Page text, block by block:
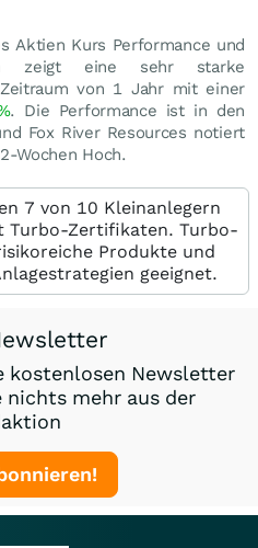
Aktien Kurs Performance und
zeigt eine sehr starke
von 1 Jahr mit einer
. Die Performance ist in den
Fox River Resources notiert
Wochen Hoch.
7 von 10 Kleinanlegern
Turbo-Zertifikaten. Turbo-
Produkte und
geeignet.
kostenlosen Newsletter
nichts mehr aus der